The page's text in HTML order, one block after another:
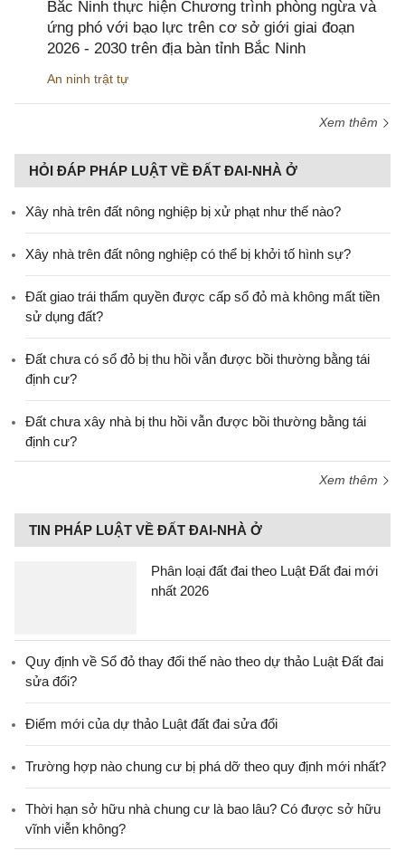
Bắc Ninh thực hiện Chương trình phòng ngừa và
ứng phó với bạo lực trên cơ sở giới giai đoạn
2026 - 2030 trên địa bàn tỉnh Bắc Ninh
An ninh trật tự
Xem thêm
HỎI ĐÁP PHÁP LUẬT VỀ ĐẤT ĐAI-NHÀ Ở
Xây nhà trên đất nông nghiệp bị xử phạt như thế nào?
Xây nhà trên đất nông nghiệp có thể bị khởi tố hình sự?
Đất giao trái thẩm quyền được cấp sổ đỏ mà không mất tiền
sử dụng đất?
Đất chưa có sổ đỏ bị thu hồi vẫn được bồi thường bằng tái
định cư?
Đất chưa xây nhà bị thu hồi vẫn được bồi thường bằng tái
định cư?
Xem thêm
TIN PHÁP LUẬT VỀ ĐẤT ĐAI-NHÀ Ở
Phân loại đất đai theo Luật Đất đai mới
nhất 2026
Quy định về Sổ đỏ thay đổi thế nào theo dự thảo Luật Đất đai
sửa đổi?
Điểm mới của dự thảo Luật đất đai sửa đổi
Trường hợp nào chung cư bị phá dỡ theo quy định mới nhất?
Thời hạn sở hữu nhà chung cư là bao lâu? Có được sở hữu
vĩnh viễn không?